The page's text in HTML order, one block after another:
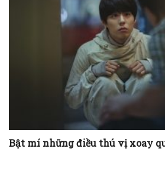
Bật mí những điều thú vị xoay